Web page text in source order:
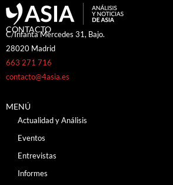
CONTACTO
C/Infanta Mercedes 31, Bajo.
28020 Madrid
663 271 716
contacto@4asia.es
MENÚ
Actualidad y Análisis
Eventos
Entrevistas
Informes